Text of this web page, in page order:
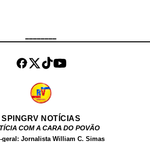
SPINGRV NOTÍCIAS
COM A CARA DO POVÃO
geral: Jornalista William C. Simas